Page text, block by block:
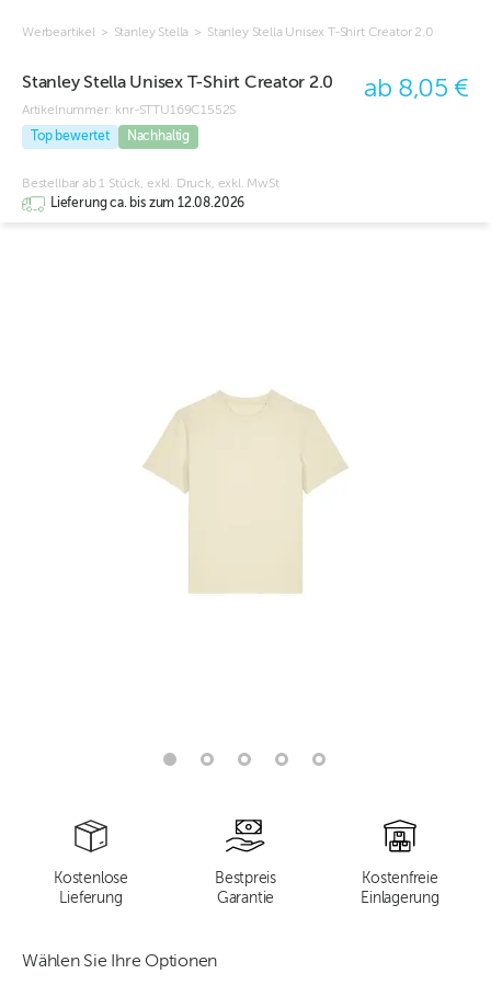
Werbeartikel > Stanley Stella > Stanley Stella Unisex T-Shirt Creator 2.0
Stanley Stella Unisex T-Shirt Creator 2.0
Artikelnummer: knr-STTU169C1552S
Top bewertet
Nachhaltig
ab 8,05 €
Bestellbar ab 1 Stück, exkl. Druck, exkl. MwSt
Lieferung ca. bis zum 12.08.2026
Kostenlose
Lieferung
Bestpreis
Garantie
Kostenfreie
Einlagerung
Wählen Sie Ihre Optionen